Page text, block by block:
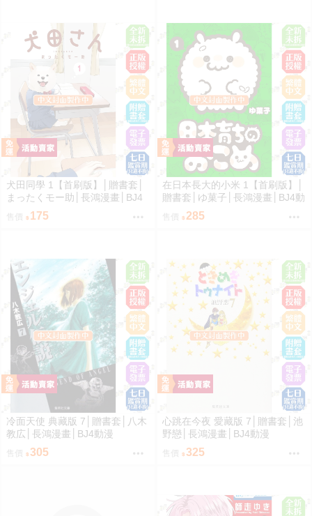
犬田同學 1【首刷版】│贈書套│
まったくモー助│長鴻漫畫│BJ4
售價 175
在日本長大的小米 1【首刷版】│
贈書套│ゆ菓子│長鴻漫畫│BJ4動
售價 285
冷面天使 典藏版 7│贈書套│八木
教広│長鴻漫畫│BJ4動漫
售價 305
心跳在今夜 愛藏版 7│贈書套│池
野戀│長鴻漫畫│BJ4動漫
售價 325